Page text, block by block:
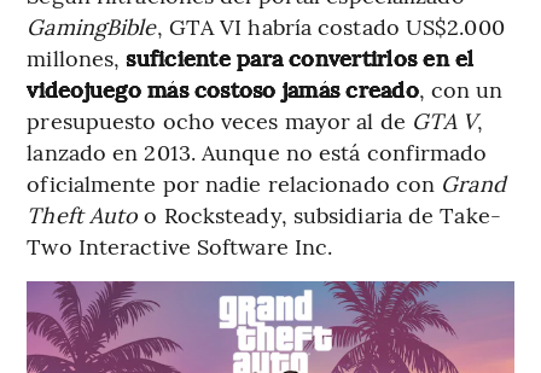
GamingBible, GTA VI habría costado US$2.000
millones,suficiente para convertirlos en el
videojuego más costoso jamás creado, con un
presupuesto ocho veces mayor al de GTA V,
lanzado en 2013. Aunque no está confirmado
oficialmente por nadie relacionado con Grand
Theft Auto o Rocksteady, subsidiaria de Take-
Two Interactive Software Inc.